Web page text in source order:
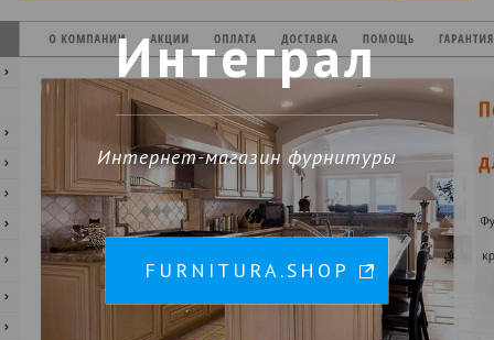
Интеграл
Интернет-магазин фурнитуры
FURNITURA.SHOP